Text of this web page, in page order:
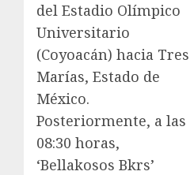
del Estadio Olímpico
Universitario
(Coyoacán) hacia Tres
Marías, Estado de
México.
Posteriormente, a las
08:30 horas,
‘Bellakosos Bkrs’